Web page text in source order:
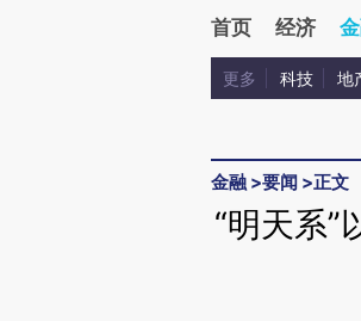
首页 经济
更多 科技 地
金融 >要闻 >正文
“明天系”